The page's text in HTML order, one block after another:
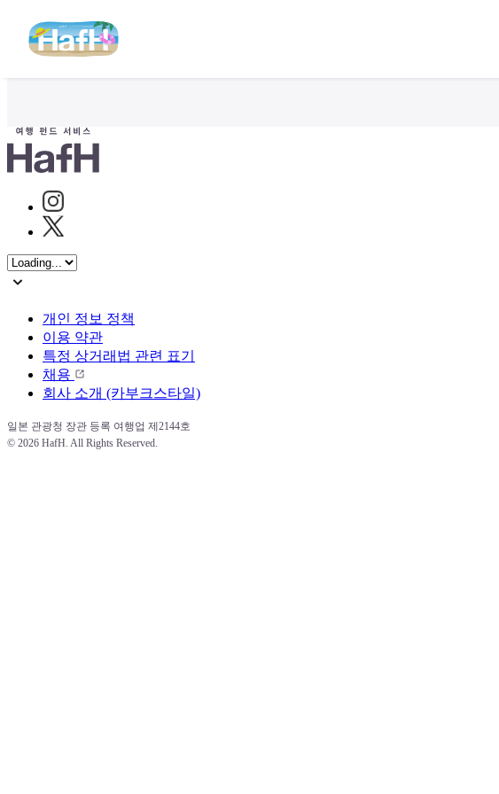
Instagram
Twitter
개인 정보 정책
이용 약관
특정 상거래법 관련 표기
채용
회사 소개 (카부크스타일)
일본 관광청 장관 등록 여행업 제2144호
© 2026 HafH. All Rights Reserved.